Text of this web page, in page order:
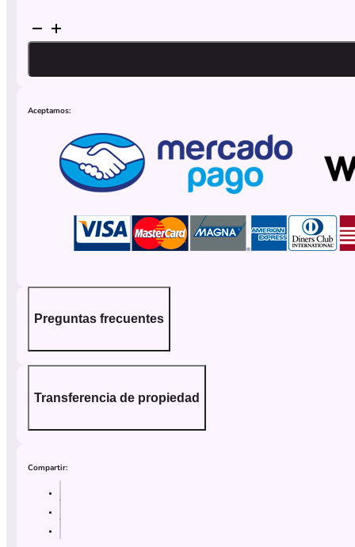
Escencial
Aceptamos:
Preguntas frecuentes
Transferencia de propiedad
Compartir: